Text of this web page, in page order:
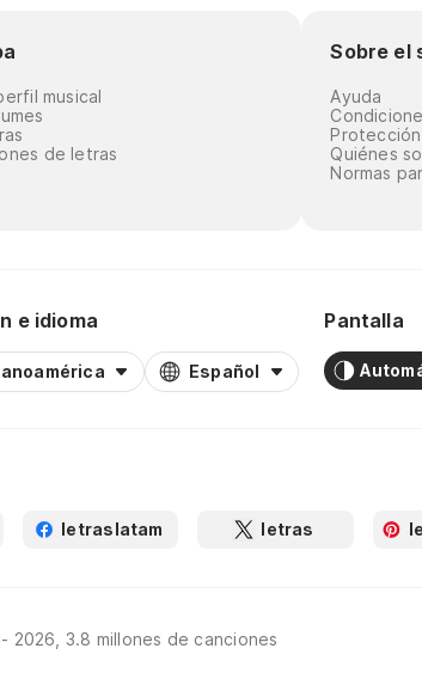
musical
de letras
Sobre el
Ayuda
Quiénes
Normas
e idioma
Español
Pantalla
letraslatam letras
2026, 3.8 millones de canciones